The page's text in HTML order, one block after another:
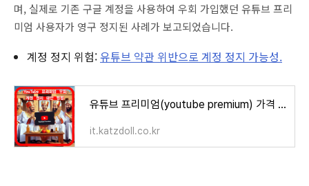
며, 실제로 기존 구글 계정을 사용하여 우회 가입했던 유튜브 프리
미엄 사용자가 영구 정지된 사례가 보고되었습니다.
계정 정지 위험:유튜브 약관 위반으로 계정 정지 가능성.
유튜브 프리미엄(youtube premium) 가격 인상, 해외 계정 사용의 위험성과 대안 알아보기
it.katzdoll.co.kr